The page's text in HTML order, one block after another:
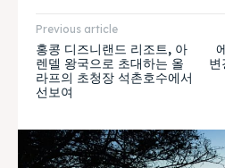
Previous article
홍콩 디즈니랜드 리조트, 아
렌델 왕국으로 초대하는 올
라프의 초청장 석촌호수에서
선보여
변